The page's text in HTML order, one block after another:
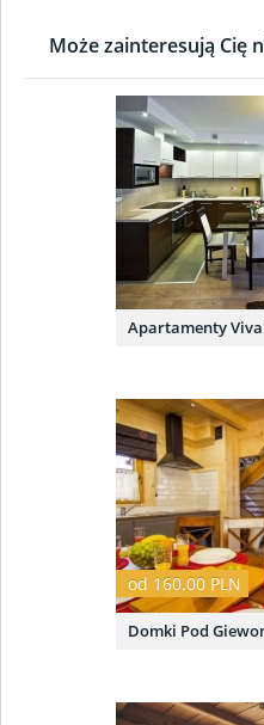
Może zainteresują Cię
Apartamenty
od 160.00 PLN
Domki Pod